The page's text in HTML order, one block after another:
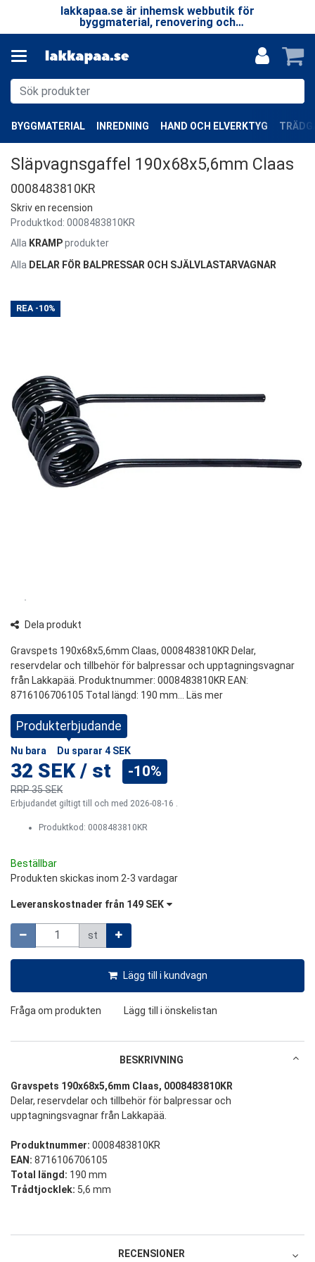
lakkapaa.se är inhemsk webbutik för
byggmaterial, renovering och
specialprodukter.
BYGGMATERIAL INREDNING HAND OCH ELVERKTYG
Släpvagnsgaffel 190x68x5,6mm Claas
0008483810KR
Skriv en recension
Produktkod: 0008483810KR
Alla KRAMPprodukter
Alla DELAR FÖR BALPRESSAR OCH SJÄLVLASTARVAGNAR
REA -10%
Dela produkt
Gravspets 190x68x5,6mm Claas, 0008483810KR Delar,
reservdelar och tillbehör för balpressar och upptagningsvagnar
från Lakkapää. Produktnummer: 0008483810KR EAN:
8716106706105 Total längd: 190 mm... Läs mer
Produkterbjudande
Nu bara Du sparar 4 SEK
32 SEK / st
RRP35 SEK
-10%
Erbjudandet giltigt till och med 2026-08-16 .
Produktkod: 0008483810KR
Beställbar
Produkten skickas inom 2-3 vardagar
Leveranskostnader från 149 SEK
st
Lägg till i kundvagn
Fråga om produkten Lägg till i önskelistan
BESKRIVNING
Gravspets 190x68x5,6mm Claas, 0008483810KR
Delar, reservdelar och tillbehör för balpressar och
upptagningsvagnar från Lakkapää.
Produktnummer: 0008483810KR
EAN: 8716106706105
Total längd: 190 mm
Trådtjocklek: 5,6 mm
RECENSIONER